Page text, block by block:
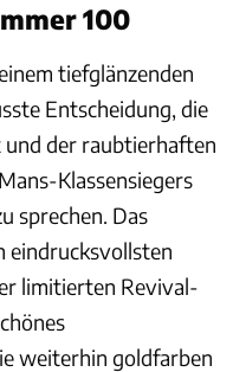
100
tiefglänzenden
Entscheidung, die
und der raubtierhaften
Klassensiegers
sprechen. Das
eindrucksvollsten
limitierten Revival-
weiterhin goldfarben